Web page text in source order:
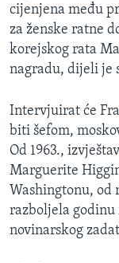
cijenjena među
za ženske ratne
korejskog rata
nagradu, dijeli je
Intervjuirat će
biti šefom,
Od 1963.,
Marguerite
Washingtonu, od
razboljela godinu
novinarskog